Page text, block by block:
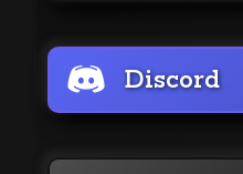
Discord